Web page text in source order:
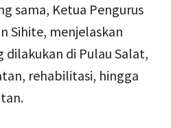
sama, Ketua Pengurus
Sihite, menjelaskan
dilakukan di Pulau Salat,
rehabilitasi, hingga